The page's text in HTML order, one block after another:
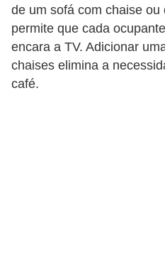
de um sofá com chaise ou
permite que cada
encara a TV. Adicionar
chaises elimina a
café.